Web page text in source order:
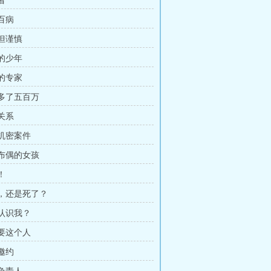
病
谨慎
少年
专家
了五百万
系
密案件
偶的女孩
还是死了？
识我？
这个人
约